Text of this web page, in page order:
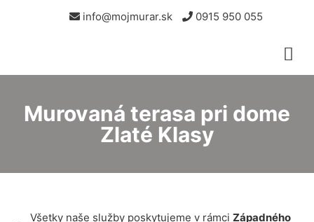
info@mojmurar.sk 0915 950 055
Murovaná terasa pri dome
Zlaté Klasy
Všetky naše služby poskytujeme v rámci Západného